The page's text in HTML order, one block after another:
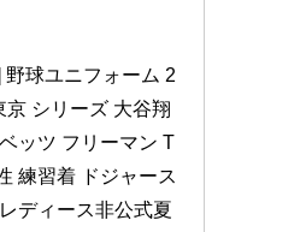
野球ユニフォーム 2
京 シリーズ 大谷翔
ッツ フリーマン T
練習着 ドジャース
ディース非公式夏